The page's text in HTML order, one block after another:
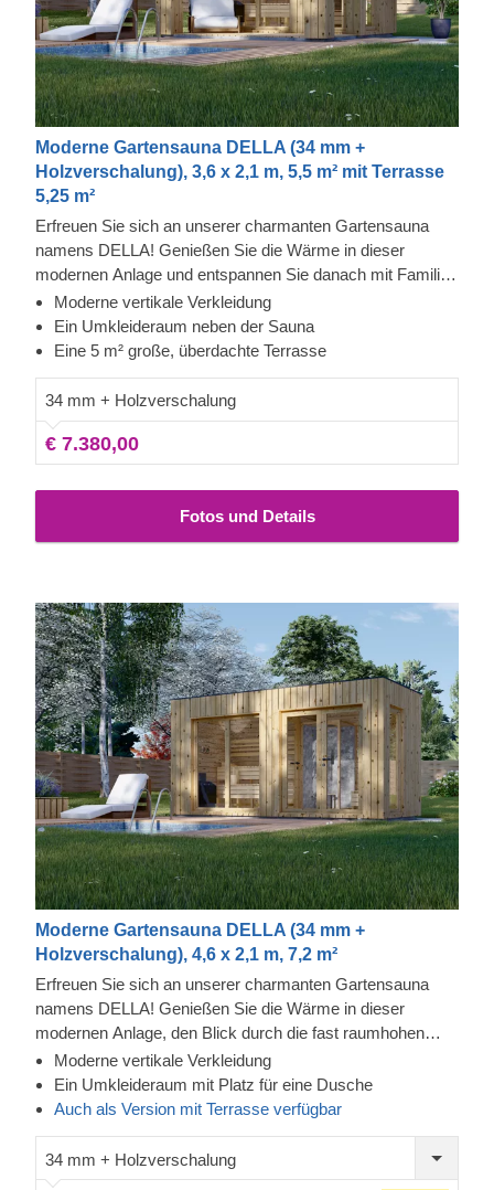
Moderne Gartensauna DELLA (34 mm +
Holzverschalung), 3,6 x 2,1 m, 5,5 m² mit Terrasse
5,25 m²
Erfreuen Sie sich an unserer charmanten Gartensauna
namens DELLA! Genießen Sie die Wärme in dieser
modernen Anlage und entspannen Sie danach mit Familie
und Freunden auf der überdachten Terrasse. Die
Fassadenverkleidung ist eine zusätzliche Schicht, die zur
Robustheit und Isolierung der Konstruktion beiträgt und ihr
hohe Decke sorgt dafür, dass sich die Wärme aufstauen
kann, und es gibt eine Bank, auf der man ruhen oder sich
umziehen kann, bevor oder nachdem man den Saunagang
genossen hat.
Moderne vertikale Verkleidung
Ein Umkleideraum neben der Sauna
Eine 5 m² große, überdachte Terrasse
34 mm + Holzverschalung
€ 7.380,00
Fotos und Details
Moderne Gartensauna DELLA (34 mm +
Holzverschalung), 4,6 x 2,1 m, 7,2 m²
Erfreuen Sie sich an unserer charmanten Gartensauna
namens DELLA! Genießen Sie die Wärme in dieser
modernen Anlage, den Blick durch die fast raumhohen
Fenster und spüren Sie dabei, wie die Anspannung immer
mehr von Ihrem Körper abfällt. Die Fassadenverkleidung
ist eine zusätzliche Schicht, die zur Robustheit und
elegantes, gepflegtes Aussehen verleiht. Der
Umkleideraum bietet auch Platz für eine Dusche, um sich
Moderne vertikale Verkleidung
Ein Umkleideraum mit Platz für eine Dusche
Auch als Version mit Terrasse verfügbar
34 mm + Holzverschalung